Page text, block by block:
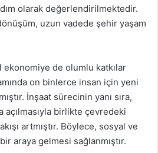
olarak değerlendirilmektedir.
uzun vadede şehir yaşam
ekonomiye de olumlu katkılar
on binlerce insan için yeni
İnşaat sürecinin yanı sıra,
açılmasıyla birlikte çevredeki
artmıştır. Böylece, sosyal ve
araya gelmesi sağlanmıştır.